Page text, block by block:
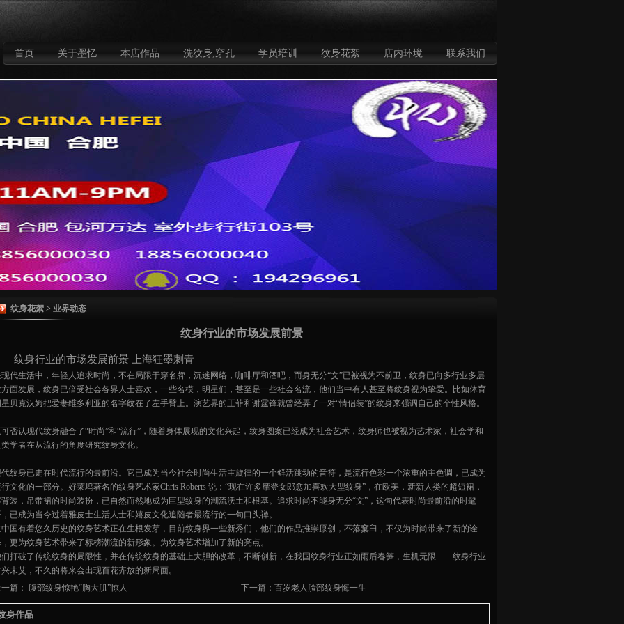
首页 关于墨忆 本店作品 洗纹身,穿孔 学员培训 纹身花絮 店内环境 联系我们
纹身花絮 > 业界动态
纹身行业的市场发展前景
纹身行业的市场发展前景 上海狂墨刺青
代生活中，年轻人追求时尚，不在局限于穿名牌，沉迷网络，咖啡厅和酒吧，而身无分“文”已被视为不前卫，纹身已向多行业多层
面发展，纹身已倍受社会各界人士喜欢，一些名模，明星们，甚至是一些社会名流，他们当中有人甚至将纹身视为挚爱。比如体育
贝克汉姆把爱妻维多利亚的名字纹在了左手臂上。演艺界的王菲和谢霆锋就曾经弄了一对“情侣装”的纹身来强调自己的个性风格。
否认现代纹身融合了“时尚”和“流行”，随着身体展现的文化兴起，纹身图案已经成为社会艺术，纹身师也被视为艺术家，社会学和
学者在从流行的角度研究纹身文化。
纹身已走在时代流行的最前沿。它已成为当今社会时尚生活主旋律的一个鲜活跳动的音符，是流行色彩一个浓重的主色调，已成为
文化的一部分。好莱坞著名的纹身艺术家Chris Roberts 说：“现在许多摩登女郎愈加喜欢大型纹身”，在欧美，新新人类的超短裙，
装，吊带裙的时尚装扮，已自然而然地成为巨型纹身的潮流沃土和根基。追求时尚不能身无分“文”，这句代表时尚最前沿的时髦
已成为当今过着雅皮士生活人士和嬉皮文化追随者最流行的一句口头禅。
国有着悠久历史的纹身艺术正在生根发芽，目前纹身界一些新秀们，他们的作品推崇原创，不落窠臼，不仅为时尚带来了新的诠
更为纹身艺术带来了标榜潮流的新形象。为纹身艺术增加了新的亮点。
们打破了传统纹身的局限性，并在传统纹身的基础上大胆的改革，不断创新，在我国纹身行业正如雨后春笋，生机无限……纹身行业
未艾，不久的将来会出现百花齐放的新局面。
篇：
腹部纹身惊艳“胸大肌”惊人 下一篇： 百岁老人脸部纹身悔一生
身作品